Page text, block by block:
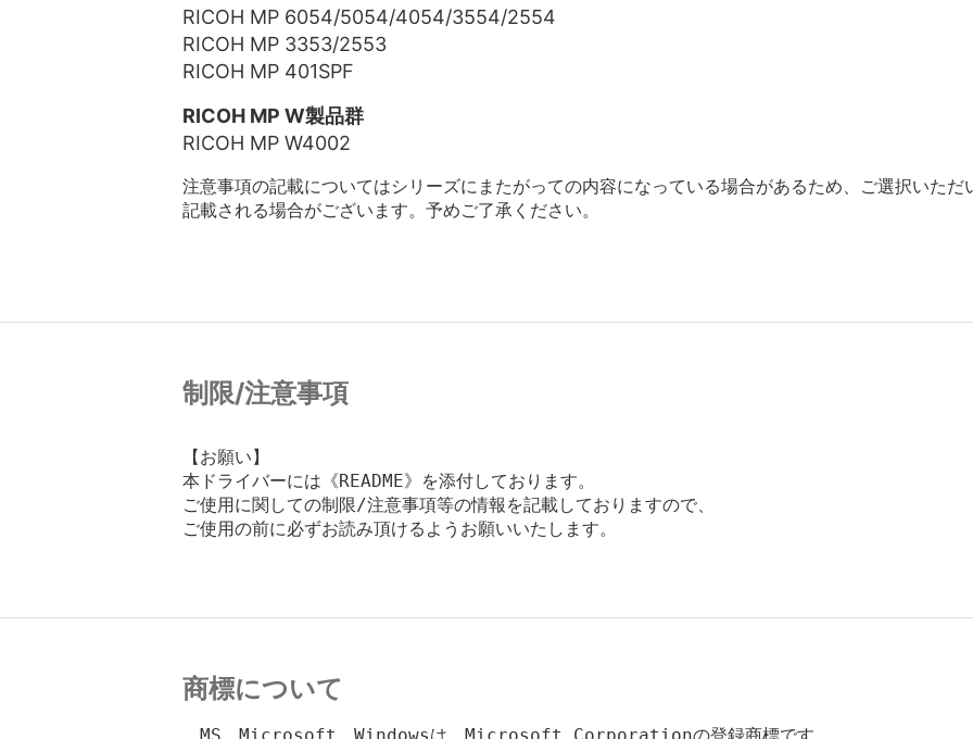
RICOH MP 6054/5054/4054/3554/2554
RICOH MP 3353/2553
RICOH MP 401SPF
RICOH MP W製品群
RICOH MP W4002
注意事項の記載についてはシリーズにまたがっての内容になっている場合があるため、ご選択いた
記載される場合がございます。予めご了承ください。
制限/注意事項
【お願い】
本ドライバーには《README》を添付しております。
ご使用に関しての制限/注意事項等の情報を記載しておりますので、
ご使用の前に必ずお読み頂けるようお願いいたします。
商標について